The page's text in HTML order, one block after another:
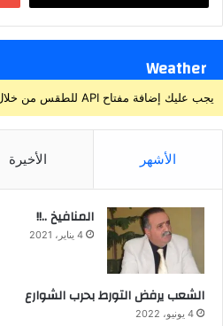
Weather
يجب عليك إضافة مفتاح API للطقس من خلال صفحة إعدادات القالب > الدمج.
الأشهر الأخيرة
المنافيخ ..!!
4 يناير، 2021
الشعب يرفض التورط بحرب الشوارع
4 يونيو، 2022